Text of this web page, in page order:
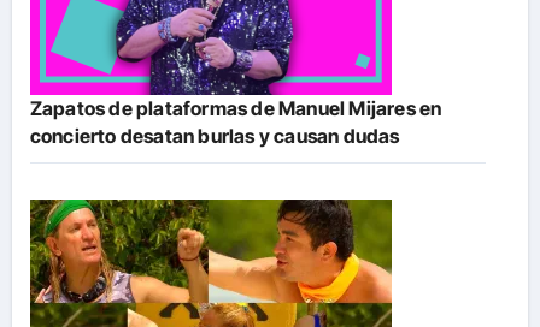
Zapatos de plataformas de Manuel Mijares en
concierto desatan burlas y causan dudas